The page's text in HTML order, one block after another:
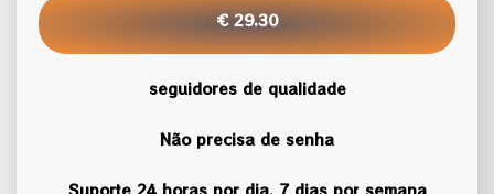
€ 29.30
seguidores de qualidade
Não precisa de senha
Suporte 24 horas por dia, 7 dias por semana